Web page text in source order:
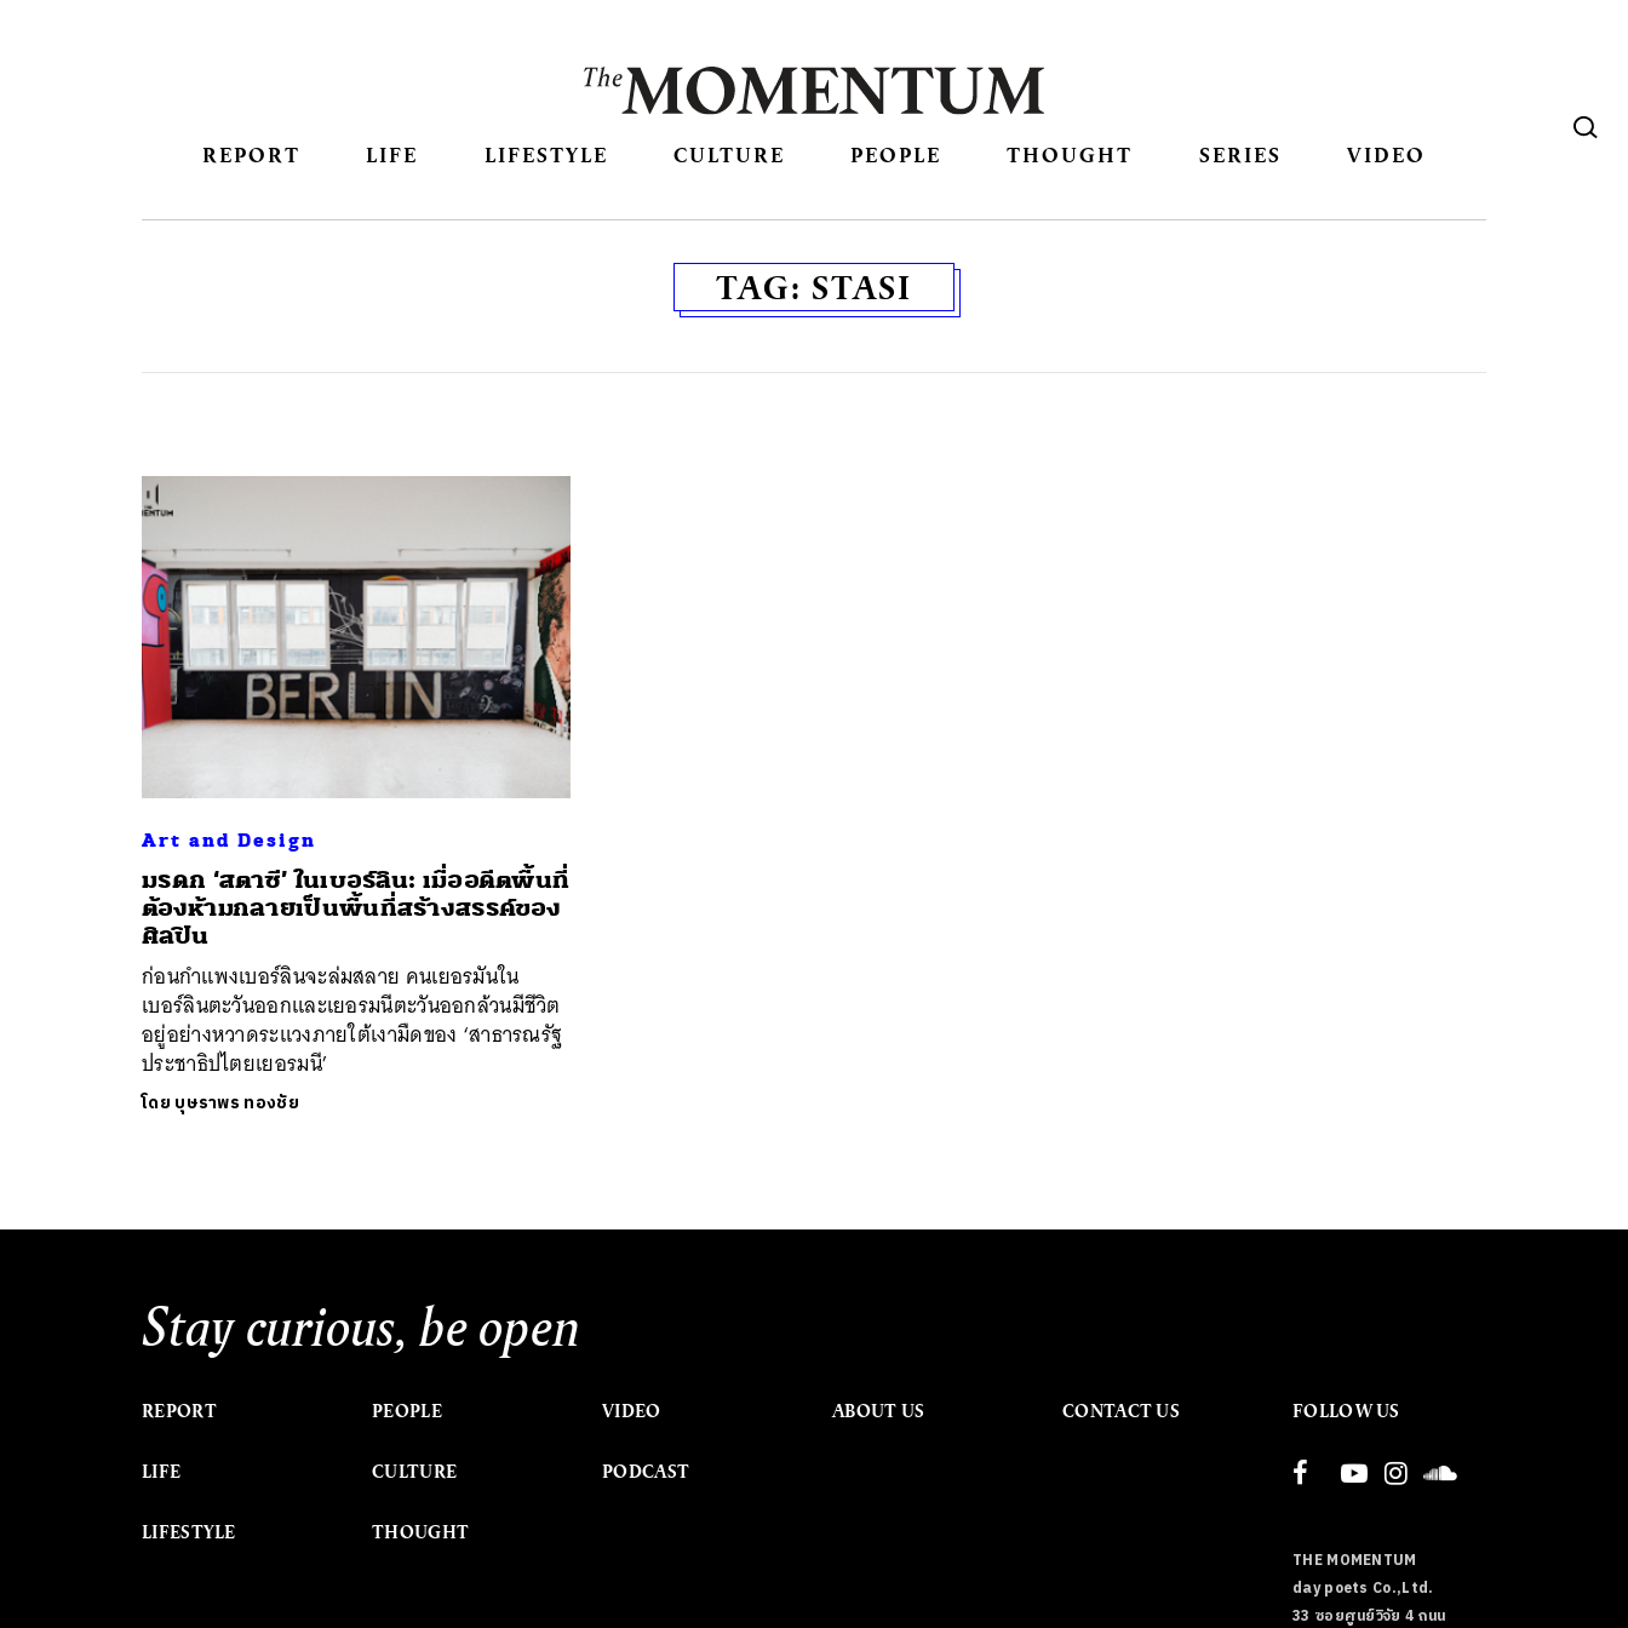
REPORT LIFE LIFESTYLE CULTURE PEOPLE THOUGHT SERIES VIDEO
TAG: STASI
Art and Design
มรดก ‘สตาซี’ ในเบอร์ลิน: เมื่ออดีตพื้นที่
ต้องห้ามกลายเป็นพื้นที่สร้างสรรค์ของ
ศิลปิน
ก่อนกำแพงเบอร์ลินจะล่มสลาย คนเยอรมันใน
เบอร์ลินตะวันออกและเยอรมนีตะวันออกล้วนมีชีวิต
อยู่อย่างหวาดระแวงภายใต้เงามืดของ ‘สาธารณรัฐ
ประชาธิปไตยเยอรมนี’
โดย บุษราพร ทองชัย
Stay curious, be open
REPORT
LIFE
LIFESTYLE
PEOPLE
CULTURE
THOUGHT
VIDEO
PODCAST
ABOUT US CONTACT US FOLLOW US
THE MOMENTUM
day poets Co.,Ltd.
33 ซอยศูนย์วิจัย 4 ถนน
ค้นหา